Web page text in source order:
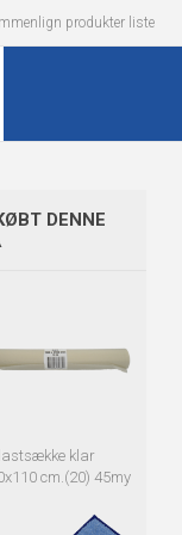
produkter liste
DENNE
klar
cm.(20) 45my